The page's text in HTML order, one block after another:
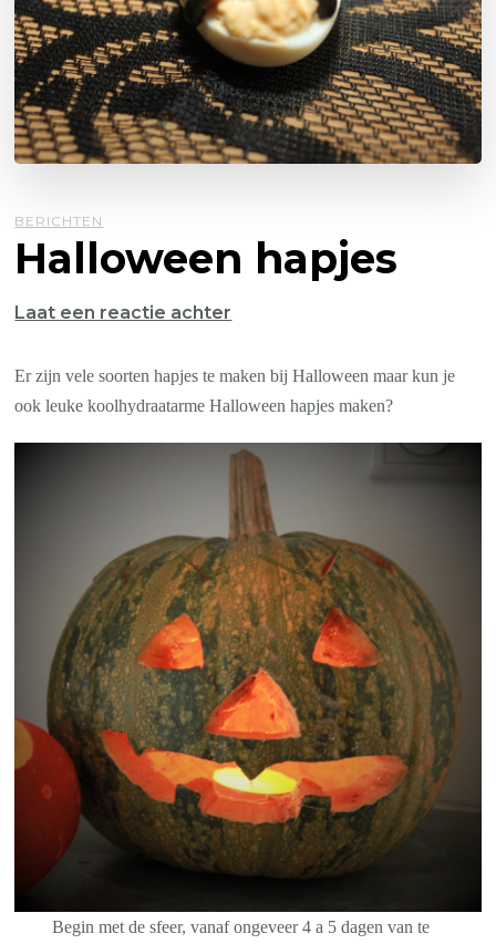
BERICHTEN
Halloween hapjes
Laat een reactie achter
hapjes
Er zijn vele soorten hapjes te maken bij Halloween maar kun je
ook leuke koolhydraatarme Halloween hapjes maken?
Begin met de sfeer, vanaf ongeveer 4 a 5 dagen van te